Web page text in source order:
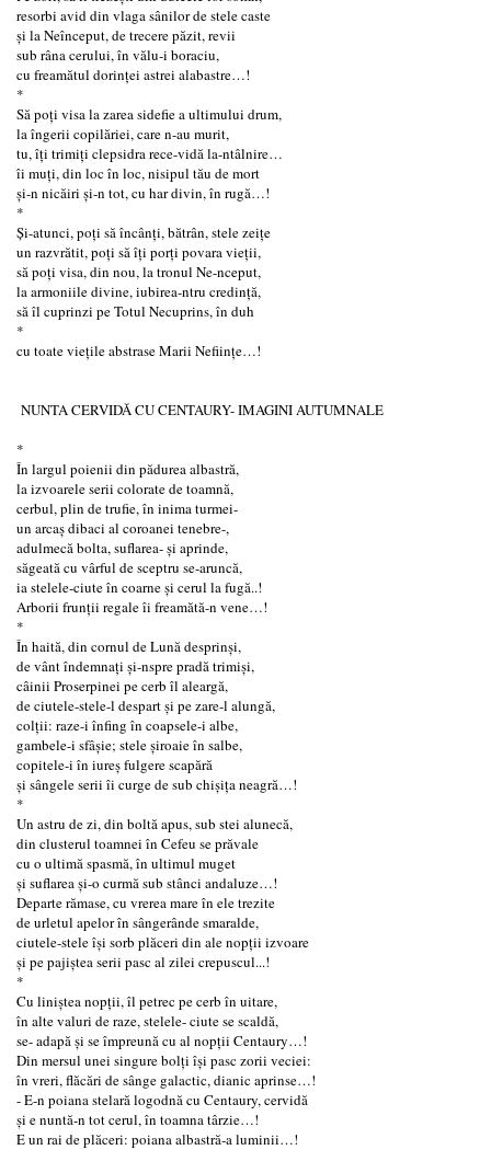
resorbi avid din vlaga sânilor de stele caste
și la Neînceput, de trecere păzit, revii
sub râna cerului, în vălu-i boraciu,
cu freamătul dorinței astrei alabastre…!
*
Să poți visa la zarea sidefie a ultimului drum,
la îngerii copilăriei, care n-au murit,
tu, îți trimiți clepsidra rece-vidă la-ntâlnire…
îi muți, din loc în loc, nisipul tău de mort
și-n nicăiri și-n tot, cu har divin, în rugă…!
*
Și-atunci, poți să încânți, bătrân, stele zeițe
un razvrătit, poți să îți porți povara vieții,
să poți visa, din nou, la tronul Ne-nceput,
la armoniile divine, iubirea-ntru credință,
să îl cuprinzi pe Totul Necuprins, în duh
*
cu toate viețile abstrase Marii Neființe…!
NUNTA CERVIDĂ CU CENTAURY- IMAGINI AUTUMNALE
*
În largul poienii din pădurea albastră,
la izvoarele serii colorate de toamnă,
cerbul, plin de trufie, în inima turmei-
un arcaş dibaci al coroanei tenebre-,
adulmecă bolta, suflarea- şi aprinde,
săgeată cu vârful de sceptru se-aruncă,
ia stelele-ciute în coarne şi cerul la fugă..!
Arborii frunții regale îi freamătă-n vene…!
*
În haită, din cornul de Lună desprinși,
de vânt îndemnați și-nspre pradă trimişi,
câinii Proserpinei pe cerb îl aleargă,
de ciutele-stele-l despart și pe zare-l alungă,
colţii: raze-i înfing în coapsele-i albe,
gambele-i sfâşie; stele șiroaie în salbe,
copitele-i în iureș fulgere scapără
și sângele serii îi curge de sub chişiţa neagră…!
*
Un astru de zi, din boltă apus, sub stei alunecă,
din clusterul toamnei în Cefeu se prăvale
cu o ultimă spasmă, în ultimul muget
și suflarea și-o curmă sub stânci andaluze…!
Departe rămase, cu vrerea mare în ele trezite
de urletul apelor în sângerânde smaralde,
ciutele-stele își sorb plăceri din ale nopţii izvoare
și pe pajiștea serii pasc al zilei crepuscul...!
*
Cu liniștea nopții, îl petrec pe cerb în uitare,
în alte valuri de raze, stelele- ciute se scaldă,
se- adapă și se împreună cu al nopţii Centaury…!
Din mersul unei singure bolţi își pasc zorii veciei:
în vreri, flăcări de sânge galactic, dianic aprinse…!
- E-n poiana stelară logodnă cu Centaury, cervidă
şi e nuntă-n tot cerul, în toamna târzie…!
E un rai de plăceri: poiana albastră-a luminii…!